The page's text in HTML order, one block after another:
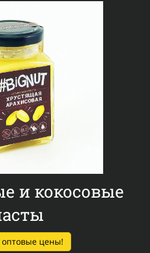
и кокосовые
оптовые цены!